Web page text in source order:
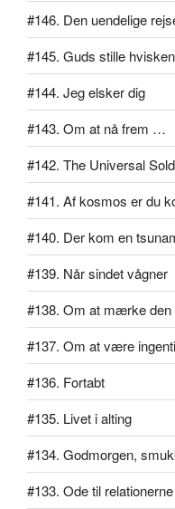
#146. Den uendelige
#145. Guds stille hvisken
#144. Jeg elsker dig
#143. Om at nå frem …
#142. The Universal
#141. Af kosmos er du
#140. Der kom en
#139. Når sindet vågner
#138. Om at mærke den
#137. Om at være
#136. Fortabt
#135. Livet i alting
#134. Godmorgen,
#133. Ode til relationerne